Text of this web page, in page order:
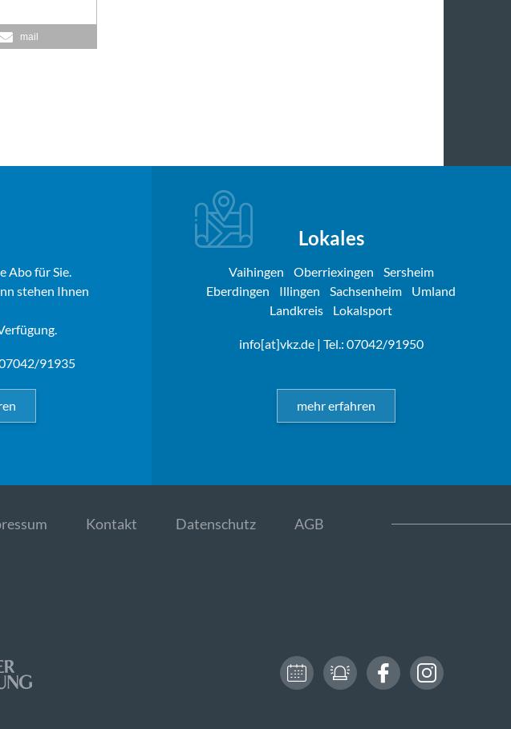
mail
Abo für Sie.
stehen Ihnen
91935
Lokales
Vaihingen Oberriexingen
Sersheim
Eberdingen
Illingen Sachsenheim
Umland
Landkreis
Lokalsport
info[at]vkz.de| Tel.: 07042/91950
mehr erfahren
Kontakt Datenschutz AGB